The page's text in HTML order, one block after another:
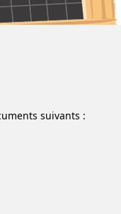
suivants :